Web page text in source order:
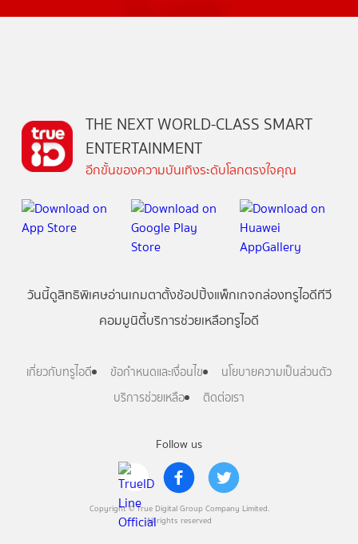
Follow us
Copyright © True Digital Group Company Limited.
All rights reserved
THE NEXT WORLD-CLASS SMART
ENTERTAINMENT
อีกขั้นของความบันเทิงระดับโลกตรงใจคุณ
วันนี้ดูสิทธิพิเศษอ่านเกมตาตั้งช้อปปิ้งแพ็กเกจกล่องทรูไอดีทีวี
คอมมูนิตี้บริการช่วยเหลือทรูไอดี
เกี่ยวกับทรูไอดี ข้อกำหนดและเงื่อนไข
นโยบายความเป็นส่วนตัว
บริการช่วยเหลือ
ติดต่อเรา